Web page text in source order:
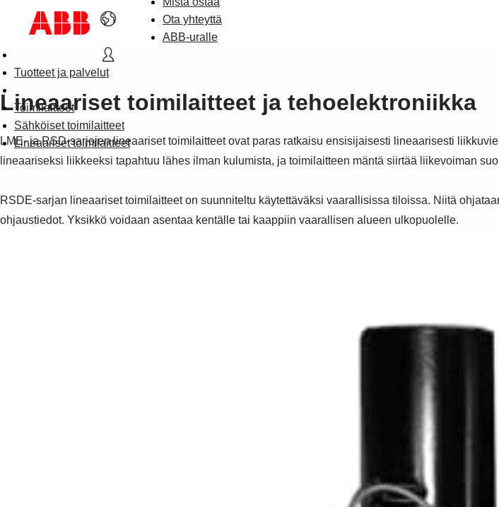
Ota yhteyttä
ABB-uralle
Tuotteet ja palvelut
Toimilaitteet
Sähköiset toimilaitteet
Lineaariset toimilaitteet
Lineaariset toimilaitteet ja tehoelektroniikka
LME- ja RSD-sarjojen lineaariset toimilaitteet ovat paras ratkaisu ensisijaisesti lineaarisesti
lineaariseksi liikkeeksi tapahtuu lähes ilman kulumista, ja toimilaitteen mäntä siirtää liikevoiman
RSDE-sarjan lineaariset toimilaitteet on suunniteltu käytettäväksi vaarallisissa tiloissa. Niitä
ohjaustiedot. Yksikkö voidaan asentaa kentälle tai kaappiin vaarallisen alueen ulkopuolelle.